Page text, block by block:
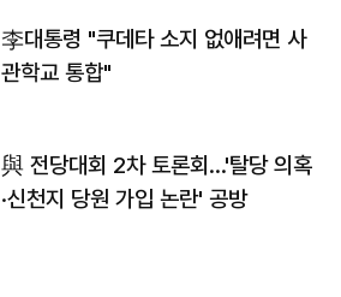
李대통령 "쿠데타 소지 없애려면 사
관학교 통합"
與 전당대회 2차 토론회…'탈당 의혹
·신천지 당원 가입 논란' 공방